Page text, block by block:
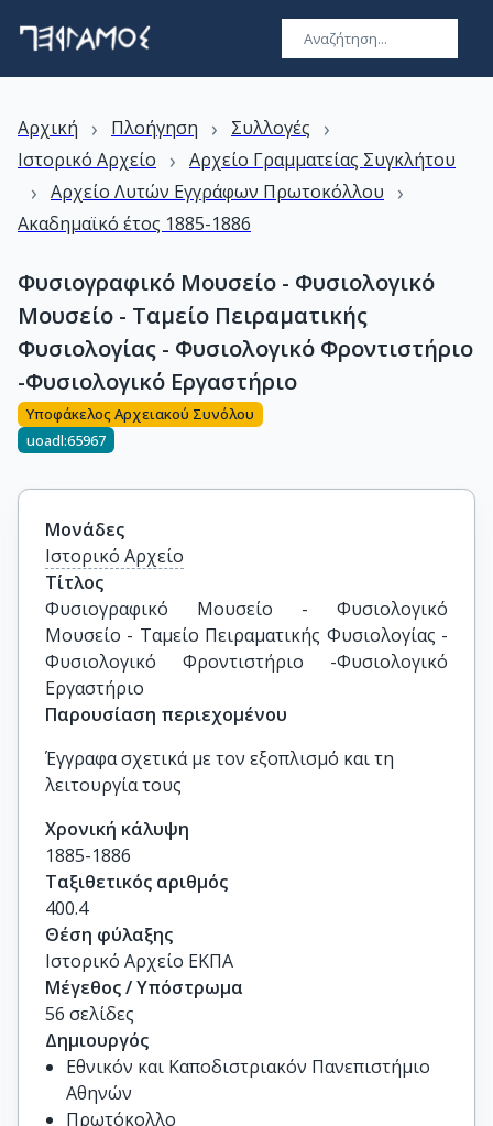
Αρχική › Πλοήγηση › Συλλογές ›
Ιστορικό Αρχείο › Αρχείο Γραμματείας Συγκλήτου
› Αρχείο Λυτών Εγγράφων Πρωτοκόλλου ›
Ακαδημαϊκό έτος 1885-1886
Φυσιογραφικό Μουσείο - Φυσιολογικό
Μουσείο - Ταμείο Πειραματικής
Φυσιολογίας - Φυσιολογικό Φροντιστήριο
-Φυσιολογικό Εργαστήριο
Υποφάκελος Αρχειακού Συνόλου
uoadl:65967
Μονάδες
Ιστορικό Αρχείο
Τίτλος
Φυσιογραφικό Μουσείο - Φυσιολογικό
Μουσείο - Ταμείο Πειραματικής Φυσιολογίας -
Φυσιολογικό Φροντιστήριο -Φυσιολογικό
Εργαστήριο
Παρουσίαση περιεχομένου
Έγγραφα σχετικά με τον εξοπλισμό και τη
λειτουργία τους
Χρονική κάλυψη
1885-1886
Ταξιθετικός αριθμός
400.4
Θέση φύλαξης
Ιστορικό Αρχείο ΕΚΠΑ
Μέγεθος / Υπόστρωμα
56 σελίδες
Δημιουργός
Εθνικόν και Καποδιστριακόν Πανεπιστήμιο
Αθηνών
Πρωτόκολλο